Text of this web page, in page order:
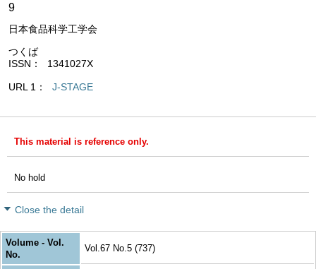
9
日本食品科学工学会
つくば
ISSN
1341027X
URL 1 J-STAGE
This material is reference only.
No hold
Close the detail
Volume - Vol.
No.
Vol.67 No.5 (737)